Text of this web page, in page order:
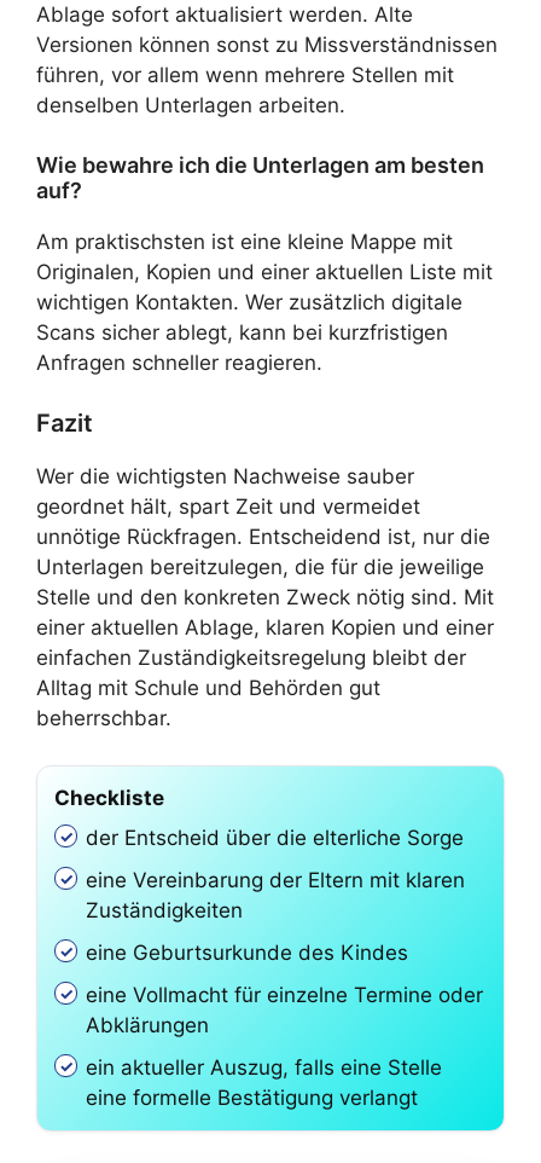
Ablage sofort aktualisiert werden. Alte
Versionen können sonst zu Missverständnissen
führen, vor allem wenn mehrere Stellen mit
denselben Unterlagen arbeiten.
Wie bewahre ich die Unterlagen am besten
auf?
Am praktischsten ist eine kleine Mappe mit
Originalen, Kopien und einer aktuellen Liste mit
wichtigen Kontakten. Wer zusätzlich digitale
Scans sicher ablegt, kann bei kurzfristigen
Anfragen schneller reagieren.
Fazit
Wer die wichtigsten Nachweise sauber
geordnet hält, spart Zeit und vermeidet
unnötige Rückfragen. Entscheidend ist, nur die
Unterlagen bereitzulegen, die für die jeweilige
Stelle und den konkreten Zweck nötig sind. Mit
einer aktuellen Ablage, klaren Kopien und einer
einfachen Zuständigkeitsregelung bleibt der
Alltag mit Schule und Behörden gut
beherrschbar.
Checkliste
der Entscheid über die elterliche Sorge
eine Vereinbarung der Eltern mit klaren
Zuständigkeiten
eine Geburtsurkunde des Kindes
eine Vollmacht für einzelne Termine oder
Abklärungen
ein aktueller Auszug, falls eine Stelle
eine formelle Bestätigung verlangt